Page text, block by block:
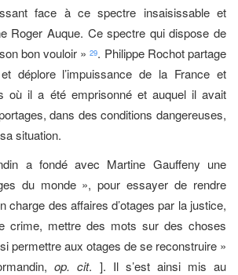
face à ce spectre insaisissable et
Roger Auque. Ce spectre qui dispose de
bon vouloir »29. Philippe Rochot partage
déplore l’impuissance de la France et
où il a été emprisonné et auquel il avait
dans des conditions dangereuses,
situation.
a fondé avec Martine Gauffeny une
du monde », pour essayer de rendre
charge des affaires d’otages par la justice,
crime, mettre des mots sur des choses
permettre aux otages de se reconstruire »
op. cit. ]. Il s’est ainsi mis au